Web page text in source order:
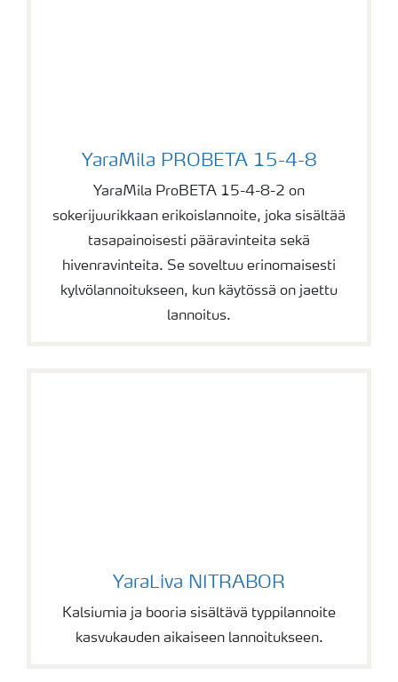
YaraMila PROBETA 15-4-8
YaraMila PROBETA 15-4-8
YaraMila ProBETA 15-4-8-2 on
sokerijuurikkaan erikoislannoite, joka sisältää
tasapainoisesti pääravinteita sekä
hivenravinteita. Se soveltuu erinomaisesti
kylvölannoitukseen, kun käytössä on jaettu
lannoitus.
YaraLiva NITRABOR
YaraLiva NITRABOR
Kalsiumia ja booria sisältävä typpilannoite
kasvukauden aikaiseen lannoitukseen.